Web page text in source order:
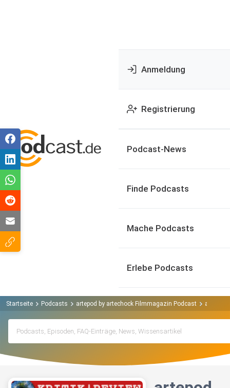
Anmeldung
Registrierung
Podcast-News
Finde Podcasts
Mache Podcasts
Erlebe Podcasts
Startseite Podcasts artepod by artechock Filmmagazin Podcast artepod